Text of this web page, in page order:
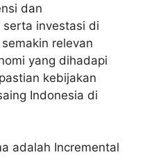
dan
investasi di
relevan
yang dihadapi
kebijakan
Indonesia di
adalah Incremental